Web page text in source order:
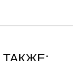
ТАКЖЕ: